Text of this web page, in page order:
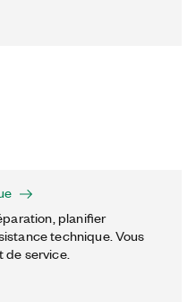
planifier
technique. Vous
de service.